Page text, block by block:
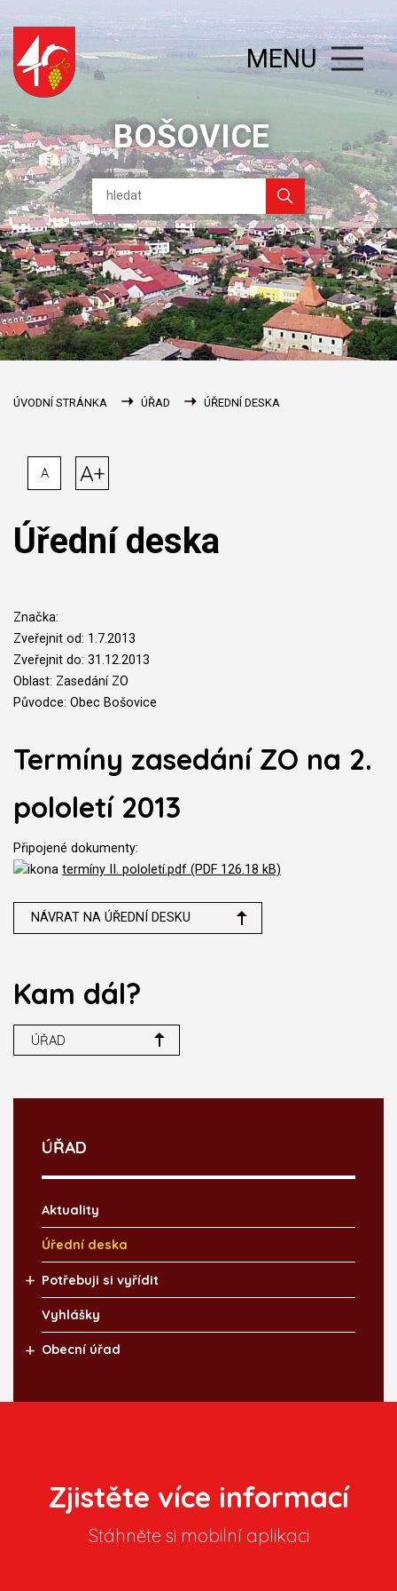
BOŠOVICE
MENU
ÚVODNÍ STRÁNKA ÚŘAD ÚŘEDNÍ DESKA
A A+
Úřední deska
Značka:
Zveřejnit od: 1.7.2013
Zveřejnit do: 31.12.2013
Oblast: Zasedání ZO
Původce: Obec Bošovice
Termíny zasedání ZO na 2.
pololetí 2013
Připojené dokumenty:
termíny II. pololetí.pdf (PDF 126.18 kB)
NÁVRAT NA ÚŘEDNÍ DESKU
Kam dál?
ÚŘAD
ÚŘAD
Aktuality
Úřední deska
Potřebuji si vyřídit
Vyhlášky
Obecní úřad
Zjistěte více informací
Stáhněte si mobilní aplikaci